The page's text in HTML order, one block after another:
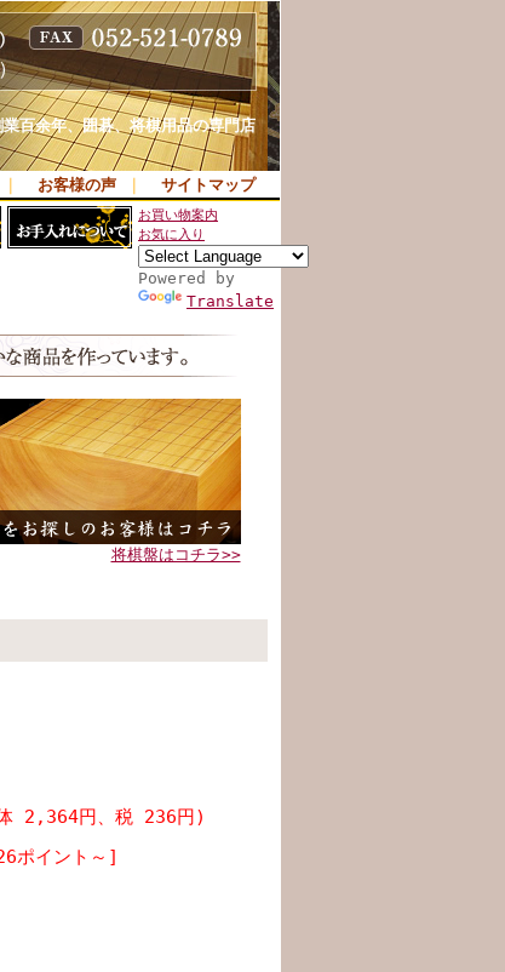
業百余年、囲碁、将棋用品の専門店
お客様の声 サイトマップ
お買い物案内
お気に入り
Powered by
Translate
将棋盤はコチラ>>
2,364円、税 236円)
ポイント～]